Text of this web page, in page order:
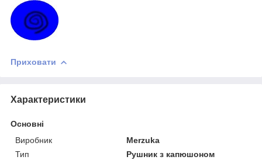
Приховати
Характеристики
Основні
Виробник
Merzuka
Тип
Рушник з капюшоном